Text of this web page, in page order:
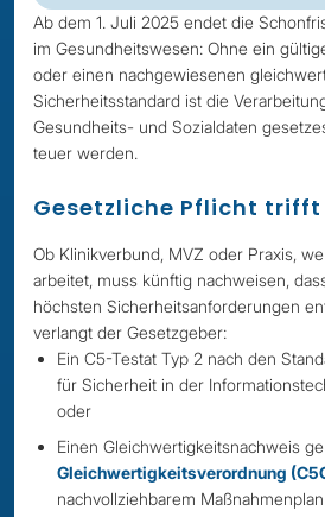
Ab dem 1. Juli 2025 endet die
im Gesundheitswesen: Ohne ein
oder einen nachgewiesenen
Sicherheitsstandard ist die
Gesundheits- und Sozialdaten
teuer werden.
Gesetzliche Pflicht
Ob Klinikverbund, MVZ oder Praxis,
arbeitet, muss künftig nachweisen,
höchsten Sicherheitsanforderungen
verlangt der Gesetzgeber:
Ein C5-Testat Typ 2 nach den
für Sicherheit in der
oder
Einen Gleichwertigkeitsnachweis
Gleichwertigkeitsverordnung
nachvollziehbarem Maßnahmenplan